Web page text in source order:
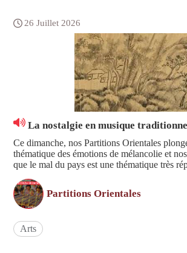
26 Juillet 2026
La nostalgie en musique
Ce dimanche, nos Partitions Orientales
thématique des émotions de mélancolie et nostalgie.
que le mal du pays est une thématique très
souvent interprété par le pupitre des instrum...
Partitions Orientales
Arts